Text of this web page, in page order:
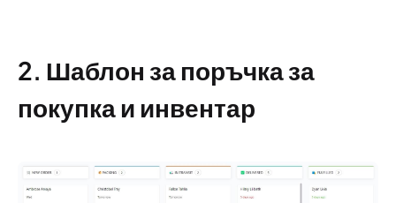
2. Шаблон за поръчка за
покупка и инвентар